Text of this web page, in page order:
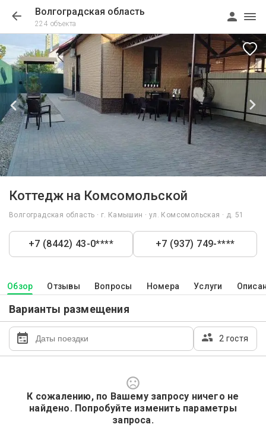
Волгоградская область
224 объекта
Коттедж на Комсомольской
Волгоградская область · г. Камышин · ул. Комсомольская · д. 51
+7 (8442) 43-0**** +7 (937) 749-****
Обзор Отзывы Вопросы Номера Услуги
Варианты размещения
2 гостя
К сожалению, по Вашему запросу ничего не
найдено. Попробуйте изменить параметры
запроса.